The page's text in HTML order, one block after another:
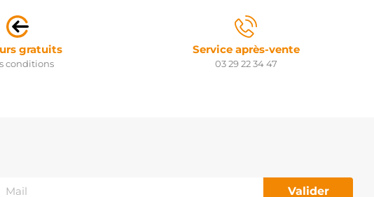
gratuits
conditions
Service après-vente
03 29 22 34 47
Valider